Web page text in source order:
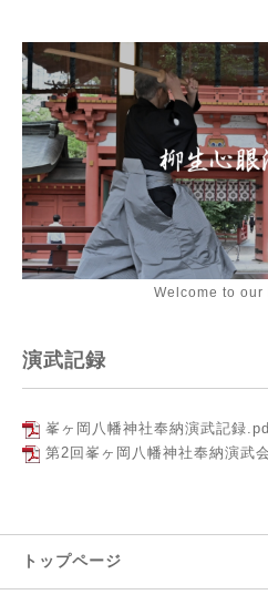
Welcome to our
演武記録
峯ヶ岡八幡神社奉納演武記録
第2回峯ヶ岡八幡神社奉納演武
トップページ